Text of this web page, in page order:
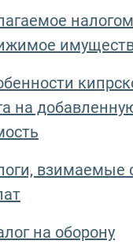
налогом
на
взимаемые
на оборону